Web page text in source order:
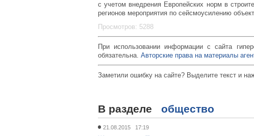
с учетом внедрения Европейских норм в
регионов мероприятия по сейсмоусилению
Просмотров: 5288
При использовании информации с сайта
обязательна. Авторские права на материалы
Заметили ошибку на сайте? Выделите текст и
В разделе общество
21.08.2015 17:19